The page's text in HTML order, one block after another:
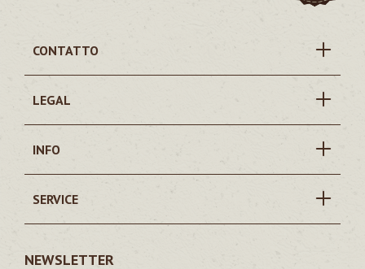
CONTATTO
LEGAL
INFO
SERVICE
NEWSLETTER